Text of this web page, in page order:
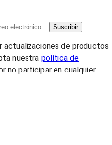
Suscribir
actualizaciones de productos
nuestra política de
no participar en cualquier